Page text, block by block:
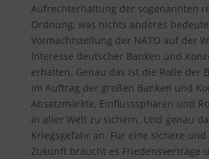
Aufrechterhaltung der sogenannten
Ordnung, was nichts anderes
Vormachtstellung der NATO auf der
Interesse deutscher Banken und
erhalten. Genau das ist die Rolle der
Im Auftrag der großen Banken und
Absatzmärkte, Einflusssphären und
in aller Welt zu sichern. Und genau
Kriegsgefahr an. Für eine sichere
Zukunft braucht es Friedensverträge